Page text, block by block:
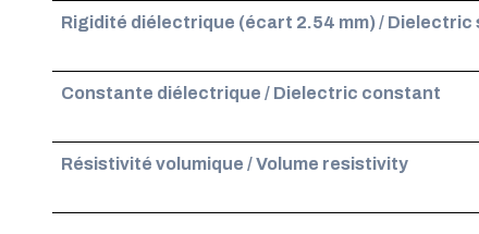
Rigidité diélectrique (écart 2.54 mm) /
Constante diélectrique / Dielectric constant
Résistivité volumique / Volume resistivity